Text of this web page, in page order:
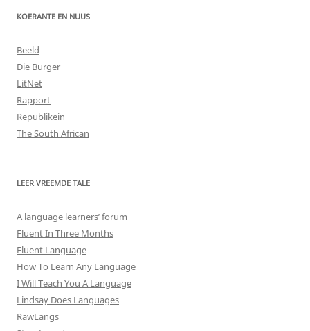
KOERANTE EN NUUS
Beeld
Die Burger
LitNet
Rapport
Republikein
The South African
LEER VREEMDE TALE
A language learners’ forum
Fluent In Three Months
Fluent Language
How To Learn Any Language
I Will Teach You A Language
Lindsay Does Languages
RawLangs